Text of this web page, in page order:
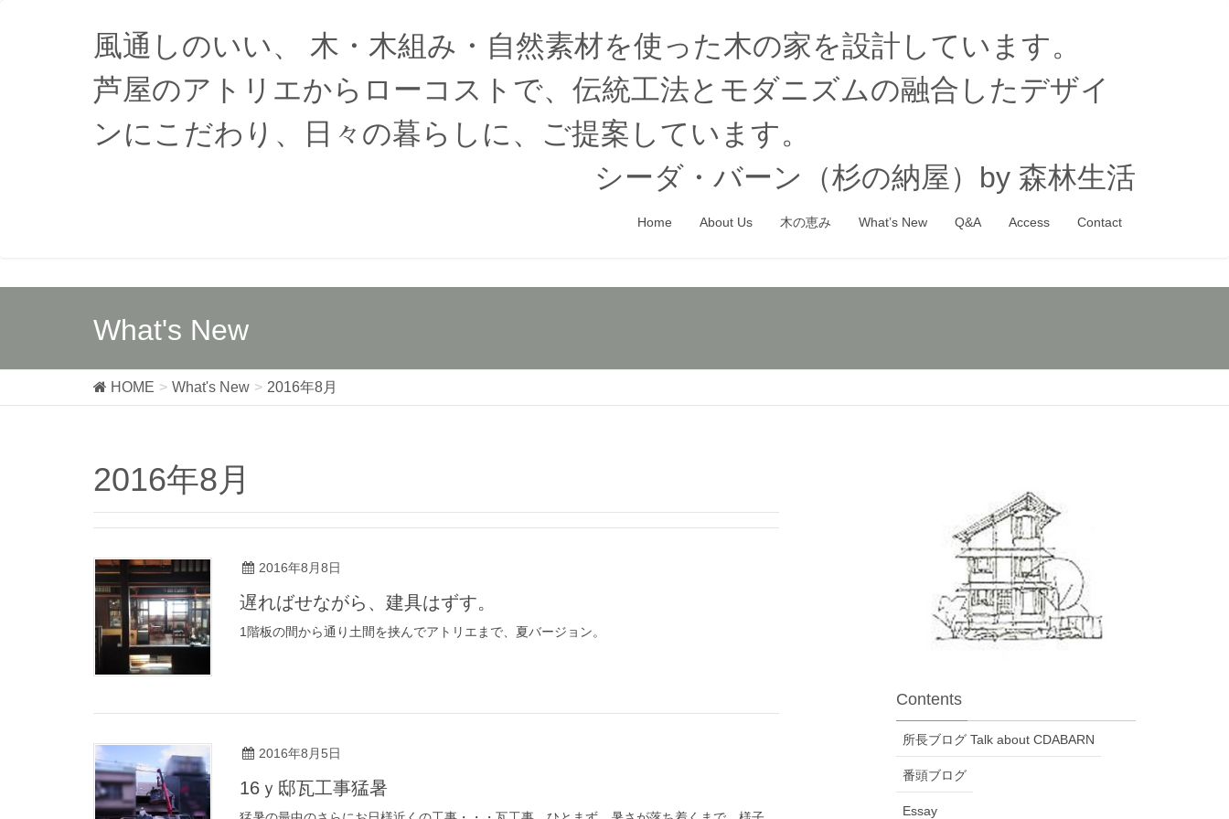
風通しのいい、 木・木組み・自然素材を使った木の家を設計しています。
芦屋のアトリエからローコストで、伝統工法とモダニズムの融合したデザイ
ンにこだわり、日々の暮らしに、ご提案しています。
シーダ・バーン（杉の納屋）by 森林生活
Home About Us 木の恵み What’s New Q&A Access Contact
What's New
HOME What's New 2016年8月
2016年8月
2016年8月8日
遅ればせながら、建具はずす。
1階板の間から通り土間を挟んでアトリエまで、夏バージョン。
2016年8月5日
16ｙ邸瓦工事猛暑
Contents
所長ブログ Talk about CDABARN
番頭ブログ
Essay